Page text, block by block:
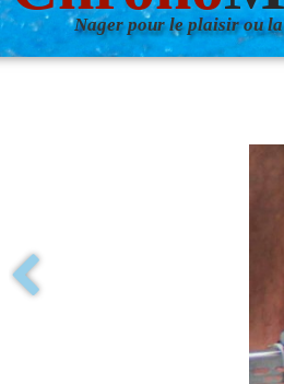
Nager pour le plaisir ou